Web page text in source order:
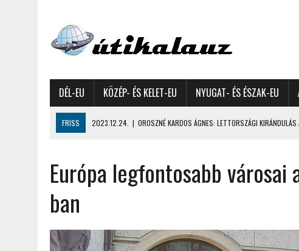
DÉL-EU KÖZÉP- ÉS KELET-EU NYUGAT- ÉS ÉSZAK-EU
FRISS 2023.12.24. | OROSZNÉ KARDOS ÁGNES: LETTORSZÁGI
2023.11.17.
GYŐRFFY ÁRPÁD: NAGY KALANDUNK ÉSZAKON – 8500
2022.12.21. |
VALLÁSOK FELETTI FEHÉR KARÁCSONYOK – AKÁR HÓ NÉLKÜL IS
2022.12.11.
2022.02.26. | GÁL ZOLTÁN GYÖRGY: AZ ŐSZI JAPÁN A HEGYEKET JÁRVA – 2017
Európa legfontosabb
ban